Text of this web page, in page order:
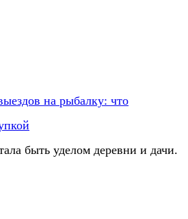
на рыбалку: что
быть уделом деревни и дачи.